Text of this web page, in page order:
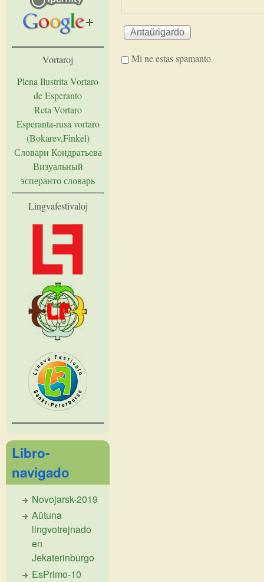
Mi ne estas spamanto
Vortaroj
Plena Ilustrita Vortaro
de Esperanto
Reta Vortaro
Esperanta-rusa vortaro
(Bokarev,Finkel)
Словари Кондратьева
Визуальный
эсперанто словарь
Lingvafestivaloj
Libro-
navigado
Novojarsk-2019
Aŭtuna
lingvotrejnado
en
Jekaterinburgo
EsPrimo-10